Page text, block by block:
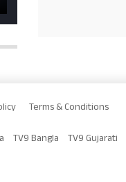
Terms & Conditions
TV9 Bangla TV9 Gujarati